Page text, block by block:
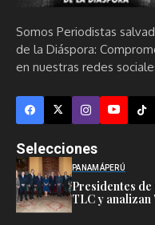
Somos Periodistas
de la Diáspora:
en nuestras redes
Selecciones
PANAMÁPERÚ
Presidentes
TLC y